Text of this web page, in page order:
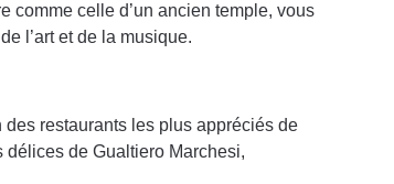
comme celle d’un ancien temple, vous
l’art et de la musique.
des restaurants les plus appréciés de
délices de Gualtiero Marchesi,